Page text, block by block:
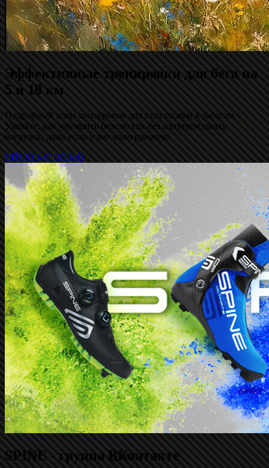
Эффективные тренировки для бега на
5 и 10 км
Подробный план тренировок для подготовки к забегам.
Узнайте, как улучшить результаты без изнурительных
нагрузок, даже если у вас мало времени.
ЧИТАТЬ СТАТЬЮ
SPINE - группа ВКонтакте